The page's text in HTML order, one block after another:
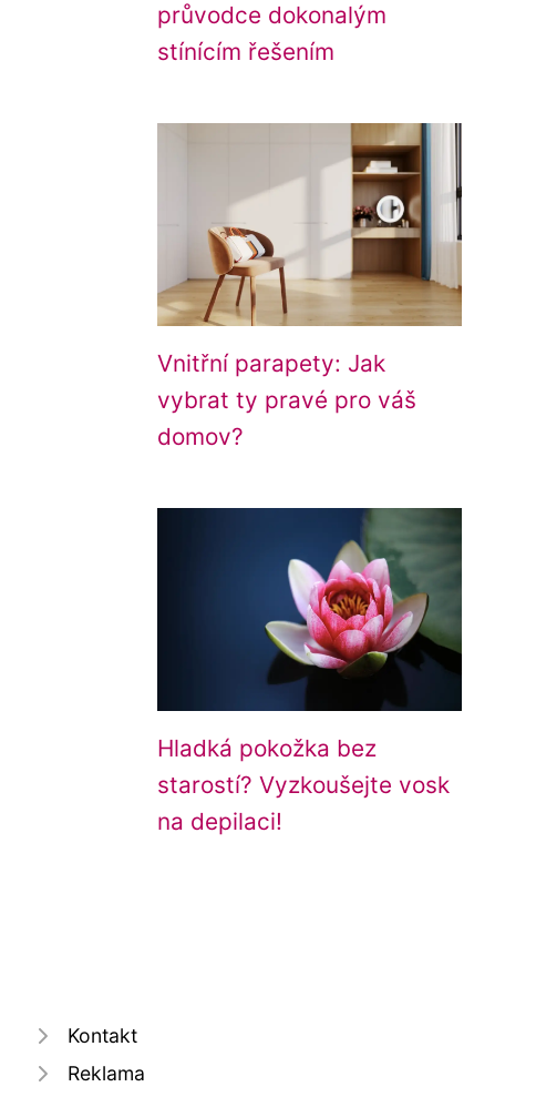
průvodce dokonalým
stínícím řešením
Vnitřní parapety: Jak
vybrat ty pravé pro váš
domov?
Hladká pokožka bez
starostí? Vyzkoušejte vosk
na depilaci!
Kontakt
Reklama